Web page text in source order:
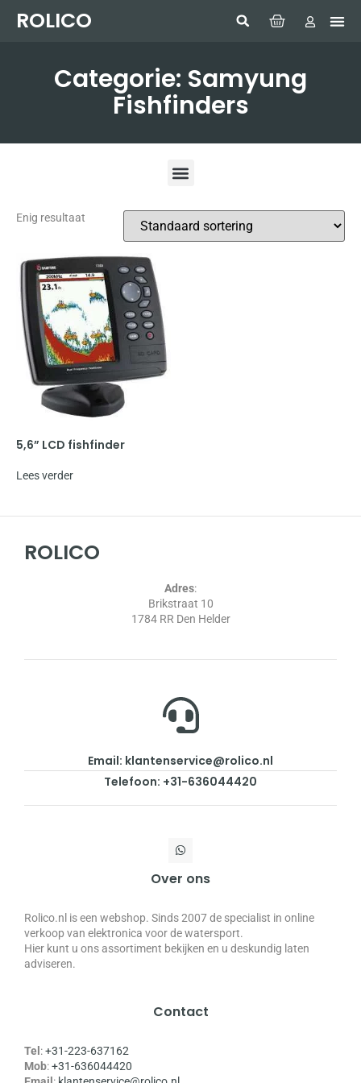
ROLICO
Categorie: Samyung
Fishfinders
Enig resultaat
5,6” LCD fishfinder
Lees verder
ROLICO
Adres:
Brikstraat 10
1784 RR Den Helder
Email: klantenservice@rolico.nl
Telefoon: +31-636044420
Over ons
Rolico.nl is een webshop. Sinds 2007 de specialist in online
verkoop van elektronica voor de watersport.
Hier kunt u ons assortiment bekijken en u deskundig laten
adviseren.
Contact
Tel :+31-223-637162
Mob:+31-636044420